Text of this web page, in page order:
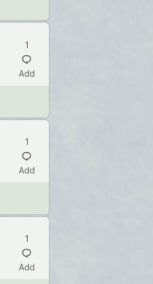
1
Add
1
Add
1
Add